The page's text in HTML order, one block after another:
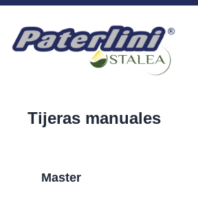
Tijeras manuales
Master